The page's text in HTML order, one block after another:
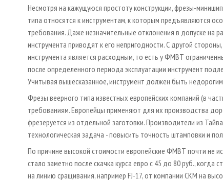
Несмотря на кажущуюся простоту конструкции, фрезы-
типа относятся к инструментам, к которым предъявляются
требования. Даже незначительные отклонения в допуске на
инструмента приводят к его непригодности. С другой
инструмента является расходным, то есть у ФМВТ
после определенного периода эксплуатации инструмент
Учитывая вышесказанное, инструмент должен быть
Фрезы веерного типа известных европейских компаний (в
требованиям. Европейцы применяют для их производства
фрезеруется из отдельной заготовки. Производители из
технологическая задача - повысить точность штамповки и
По причине высокой стоимости европейские ФМВТ почти не
стало заметно после скачка курса евро с 45 до 80 руб.,
на линию сращивания, например FJ-17, от компании СКМ на